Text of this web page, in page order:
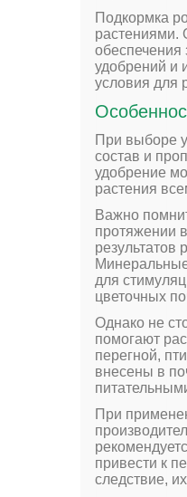
Подкормка
растениями.
обеспечения
удобрений и
условия для
При выборе
состав и
удобрение
растения
Важно
протяжении
результатов
для
цветочных
Однако не
помогают
перегной,
внесены в
При
привести к
следствие,